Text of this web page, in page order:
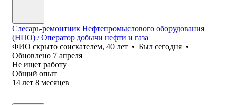
Слесарь-ремонтник Нефтепромыслового оборудования
(НПО) / Оператор добычи нефти и газа
ФИО скрыто соискателем, 40 лет • Был сегодня •
Обновлено 7 апреля
Не ищет работу
Общий опыт
14 лет 8 месяцев